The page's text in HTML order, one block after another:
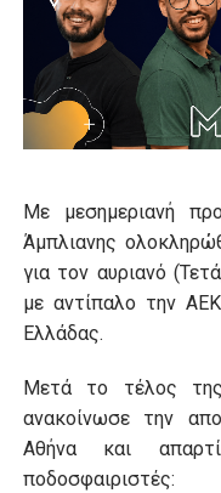
Με μεσημεριανή
Άμπλιανης
για τον αυριανό
με αντίπαλο την
Ελλάδας.
Μετά το τέλος
ανακοίνωσε την
Αθήνα και
ποδοσφαιριστές: